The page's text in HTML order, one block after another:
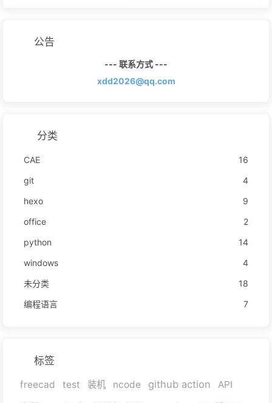
公告
--- 联系方式 ---
xdd2026@qq.com
分类
CAE
16
git
4
hexo
9
office
2
python
14
windows
4
未分类
18
编程语言
7
标签
freecad test 装机 ncode github action API